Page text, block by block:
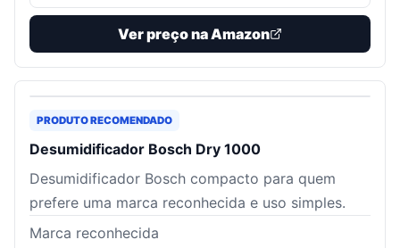
Ver preço na Amazon
PRODUTO RECOMENDADO
Desumidificador Bosch Dry 1000
Desumidificador Bosch compacto para quem
prefere uma marca reconhecida e uso simples.
Marca reconhecida